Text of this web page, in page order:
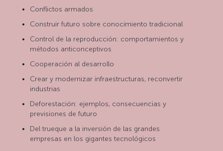
Conflictos armados
Construir futuro sobre conocimiento tradicional
Control de la reproducción: comportamientos y
métodos anticonceptivos
Cooperación al desarrollo
Crear y modernizar infraestructuras, reconvertir
industrias
Deforestación: ejemplos, consecuencias y
previsiones de futuro
Del trueque a la inversión de las grandes
empresas en los gigantes tecnológicos